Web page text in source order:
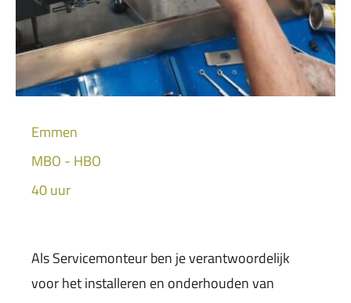
Emmen
MBO - HBO
40 uur
Als Servicemonteur ben je verantwoordelijk
voor het installeren en onderhouden van